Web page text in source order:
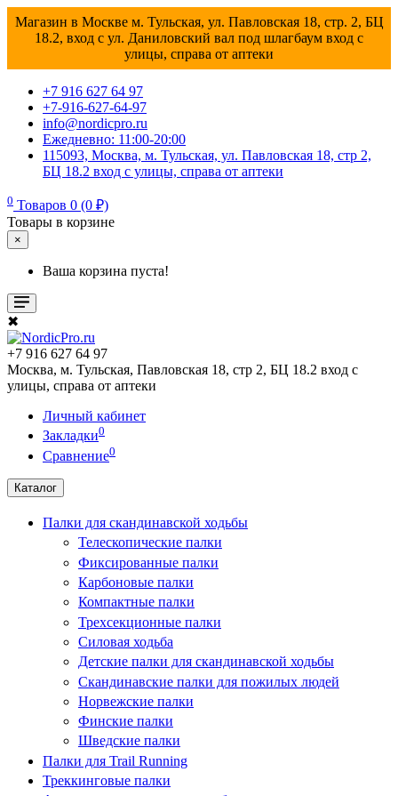
Магазин в Москве м. Тульская, ул. Павловская 18, стр. 2, БЦ
18.2, вход с ул. Даниловский вал под шлагбаум вход с
улицы, справа от аптеки
+7 916 627 64 97
+7-916-627-64-97
info@nordicpro.ru
Ежедневно: 11:00-20:00
115093, Москва, м. Тульская, ул. Павловская 18, стр 2,
БЦ 18.2 вход с улицы, справа от аптеки
0 Товаров 0 (0 ₽)
Товары в корзине
×
Ваша корзина пуста!
✖
+7 916 627 64 97
Москва, м. Тульская, Павловская 18, стр 2, БЦ 18.2 вход с
улицы, справа от аптеки
Личный кабинет
Закладки0
Сравнение0
Каталог
Палки для скандинавской ходьбы
Телескопические палки
Фиксированные палки
Карбоновые палки
Компактные палки
Трехсекционные палки
Силовая ходьба
Детские палки для скандинавской ходьбы
Скандинавские палки для пожилых людей
Норвежские палки
Финские палки
Шведские палки
Палки для Trail Running
Треккинговые палки